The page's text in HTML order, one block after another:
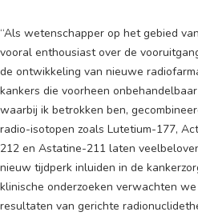
“Als wetenschapper op het gebied
vooral enthousiast over de
de ontwikkeling van nieuwe
kankers die voorheen
waarbij ik betrokken ben,
radio-isotopen zoals Lutetium-177,
212 en Astatine-211 laten
nieuw tijdperk inluiden in de
klinische onderzoeken verwachten
resultaten van gerichte